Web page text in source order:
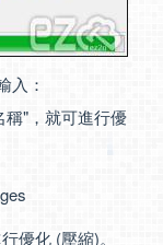
入：
稱"，就可進行優
優化 (壓縮)。